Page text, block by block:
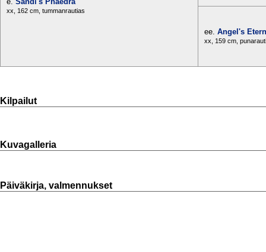
xx, 162 cm, tummanrautias
ee. Angel's
xx, 159 cm,
Kilpailut
Kuvagalleria
Päiväkirja, valmennukset